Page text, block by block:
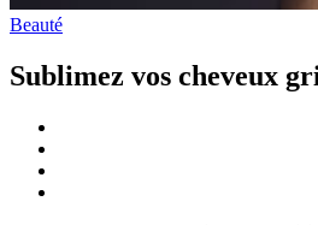
Beauté
Sublimez vos cheveux